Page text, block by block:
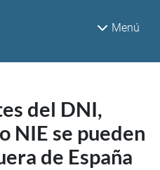
Menú
del DNI,
NIE se pueden
de España